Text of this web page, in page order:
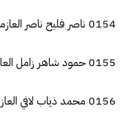
0154 ناصر فليح ناصر العازمي
0155 حمود شاهر زامل العازمي
0156 محمد ذياب لافي العازمي